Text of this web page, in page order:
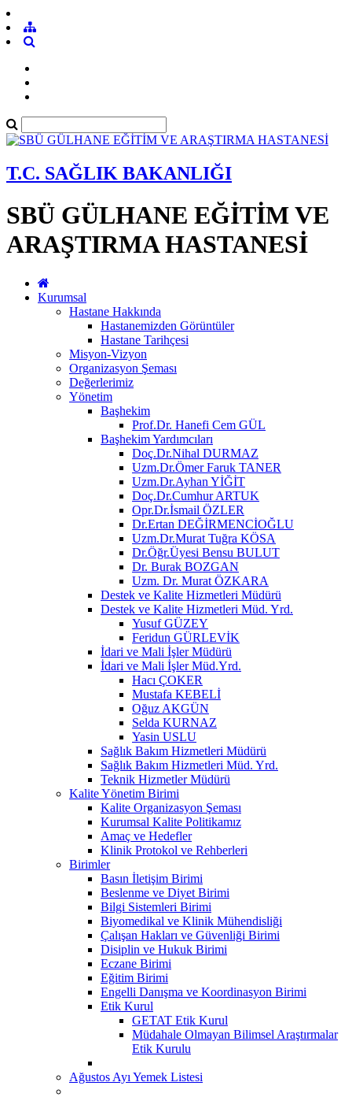
T.C. SAĞLIK BAKANLIĞI
SBÜ GÜLHANE EĞİTİM VE
ARAŞTIRMA HASTANESİ
Kurumsal
Hastane Hakkında
Hastanemizden Görüntüler
Hastane Tarihçesi
Misyon-Vizyon
Organizasyon Şeması
Değerlerimiz
Yönetim
Başhekim
Prof.Dr. Hanefi Cem GÜL
Başhekim Yardımcıları
Doç.Dr.Nihal DURMAZ
Uzm.Dr.Ömer Faruk TANER
Uzm.Dr.Ayhan YİĞİT
Doç.Dr.Cumhur ARTUK
Opr.Dr.İsmail ÖZLER
Dr.Ertan DEĞİRMENCİOĞLU
Uzm.Dr.Murat Tuğra KÖSA
Dr.Öğr.Üyesi Bensu BULUT
Dr. Burak BOZGAN
Uzm. Dr. Murat ÖZKARA
Destek ve Kalite Hizmetleri Müdürü
Destek ve Kalite Hizmetleri Müd. Yrd.
Yusuf GÜZEY
Feridun GÜRLEVİK
İdari ve Mali İşler Müdürü
İdari ve Mali İşler Müd.Yrd.
Hacı ÇOKER
Mustafa KEBELİ
Oğuz AKGÜN
Selda KURNAZ
Yasin USLU
Sağlık Bakım Hizmetleri Müdürü
Sağlık Bakım Hizmetleri Müd. Yrd.
Teknik Hizmetler Müdürü
Kalite Yönetim Birimi
Kalite Organizasyon Şeması
Kurumsal Kalite Politikamız
Amaç ve Hedefler
Klinik Protokol ve Rehberleri
Birimler
Basın İletişim Birimi
Beslenme ve Diyet Birimi
Bilgi Sistemleri Birimi
Biyomedikal ve Klinik Mühendisliği
Çalışan Hakları ve Güvenliği Birimi
Disiplin ve Hukuk Birimi
Eczane Birimi
Eğitim Birimi
Engelli Danışma ve Koordinasyon Birimi
Etik Kurul
GETAT Etik Kurul
Müdahale Olmayan Bilimsel Araştırmalar
Etik Kurulu
Ağustos Ayı Yemek Listesi